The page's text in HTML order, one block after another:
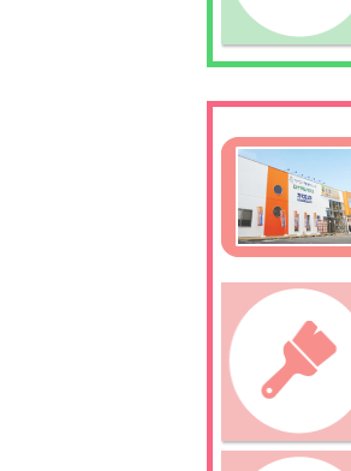
2024.01.22
繁忙期につき
約優先制にな
た場合、
ざいます。
ご了承ください
2023.12.21
新生活応援！
キャンペーン実
詳細はコチラ
2023.12.17
年末年始休業
2023年12月28
2024年 1月 4日
休業致します。
2024年 1月 5日
より営業致し